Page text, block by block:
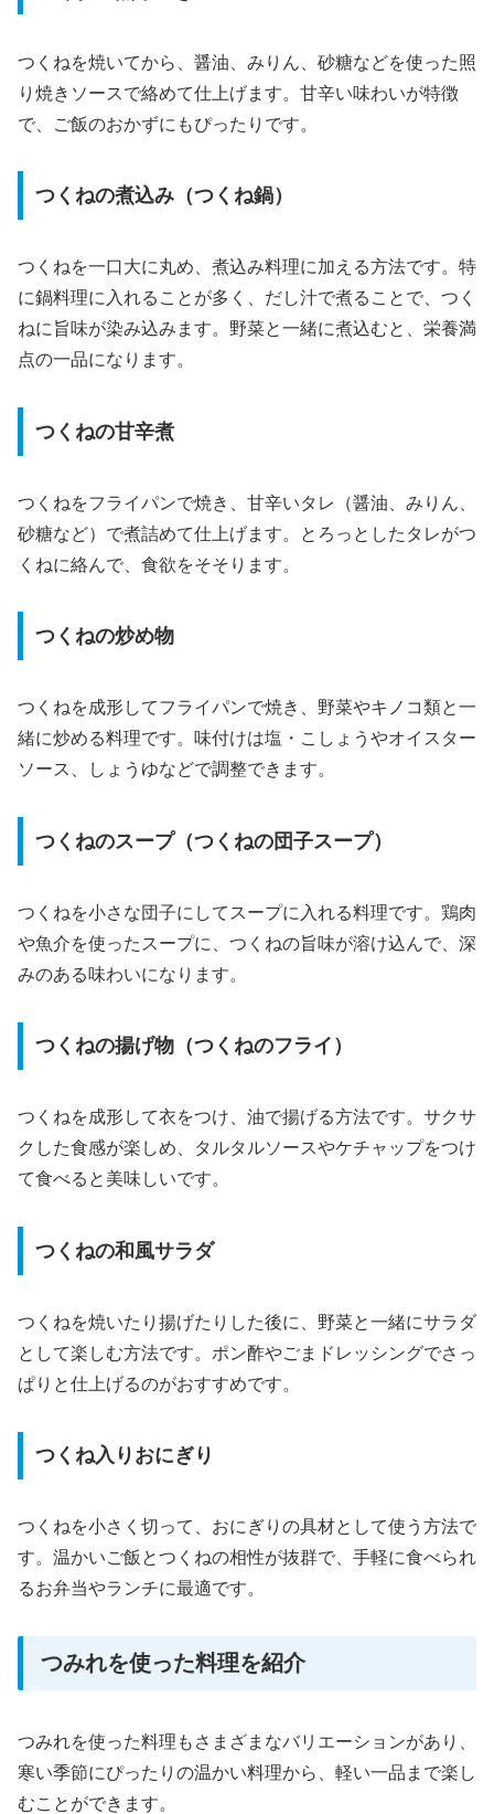
つくねを焼いてから、醤油、みりん、砂糖などを使った照
り焼きソースで絡めて仕上げます。甘辛い味わいが特徴
で、ご飯のおかずにもぴったりです。
つくねの煮込み（つくね鍋）
つくねを一口大に丸め、煮込み料理に加える方法です。特
に鍋料理に入れることが多く、だし汁で煮ることで、つく
ねに旨味が染み込みます。野菜と一緒に煮込むと、栄養満
点の一品になります。
つくねの甘辛煮
つくねをフライパンで焼き、甘辛いタレ（醤油、みりん、
砂糖など）で煮詰めて仕上げます。とろっとしたタレがつ
くねに絡んで、食欲をそそります。
つくねの炒め物
つくねを成形してフライパンで焼き、野菜やキノコ類と一
緒に炒める料理です。味付けは塩・こしょうやオイスター
ソース、しょうゆなどで調整できます。
つくねのスープ（つくねの団子スープ）
つくねを小さな団子にしてスープに入れる料理です。鶏肉
や魚介を使ったスープに、つくねの旨味が溶け込んで、深
みのある味わいになります。
つくねの揚げ物（つくねのフライ）
つくねを成形して衣をつけ、油で揚げる方法です。サクサ
クした食感が楽しめ、タルタルソースやケチャップをつけ
て食べると美味しいです。
つくねの和風サラダ
つくねを焼いたり揚げたりした後に、野菜と一緒にサラダ
として楽しむ方法です。ポン酢やごまドレッシングでさっ
ぱりと仕上げるのがおすすめです。
つくね入りおにぎり
つくねを小さく切って、おにぎりの具材として使う方法で
す。温かいご飯とつくねの相性が抜群で、手軽に食べられ
るお弁当やランチに最適です。
つみれを使った料理を紹介
つみれを使った料理もさまざまなバリエーションがあり、
寒い季節にぴったりの温かい料理から、軽い一品まで楽し
むことができます。